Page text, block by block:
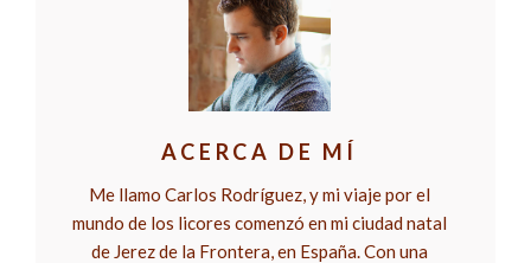
ACERCA DE MÍ
Me llamo Carlos Rodríguez, y mi viaje por el
mundo de los licores comenzó en mi ciudad natal
de Jerez de la Frontera, en España. Con una